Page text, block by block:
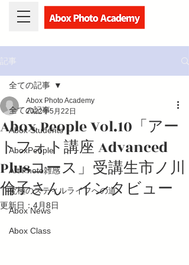
記事
全ての記事
Abox Students
AboxPeople
Art Photo雑感
究極のスティルライフへの道
Abox News
Abox Class
全ての記事
Abox People Vol.10「アー
トフォト講座 Advanced
Plusコース」受講生市ノ川
倫子さん インタビュー
Abox Photo Academy
2022年5月22日
更新日： 4月8日